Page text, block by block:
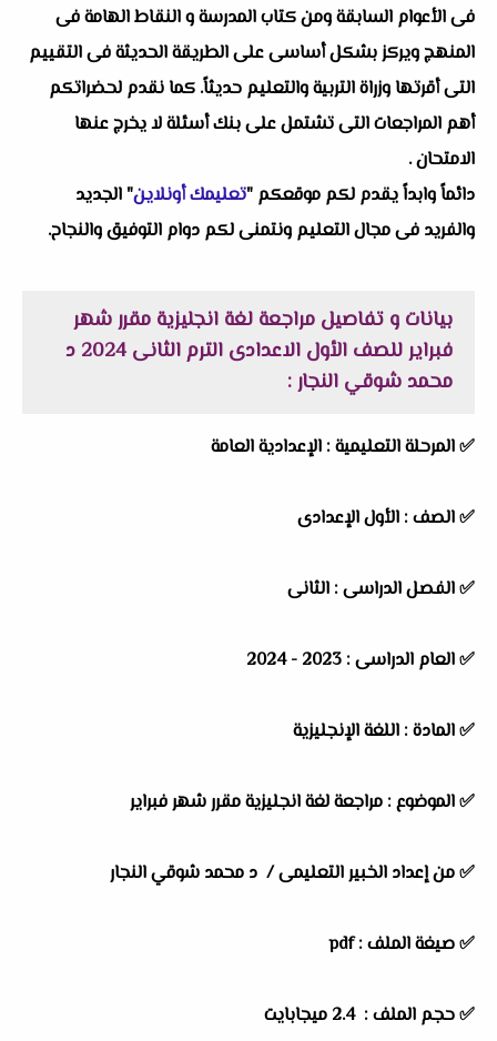
فى الأعوام السابقة ومن كتاب المدرسة و النقاط الهامة فى
المنهج ويركز بشكل أساسى على الطريقة الحديثة فى التقييم
التى أقرتها وزراة التربية والتعليم حديثاً. كما نقدم لحضراتكم
أهم المراجعات التى تشتمل على بنك أسئلة لا يخرج عنها
الامتحان .
دائماً وابداً يقدم لكم موقعكم "تعليمك أونلاين" الجديد
والفريد فى مجال التعليم ونتمنى لكم دوام التوفيق والنجاح.
بيانات و تفاصيل مراجعة لغة انجليزية مقرر شهر
فبراير للصف الأول الاعدادى الترم الثانى 2024 د
محمد شوقي النجار :
✅ المرحلة التعليمية : الإعدادية العامة
✅ الصف : الأول الإعدادى
✅ الفصل الدراسى : الثانى
✅ العام الدراسى : 2023 - 2024
✅ المادة : اللغة الإنجليزية
✅ الموضوع : مراجعة لغة انجليزية مقرر شهر فبراير
✅ من إعداد الخبير التعليمى / د محمد شوقي النجار
✅ صيغة الملف : pdf
✅ حجم الملف : 2.4 ميجابايت